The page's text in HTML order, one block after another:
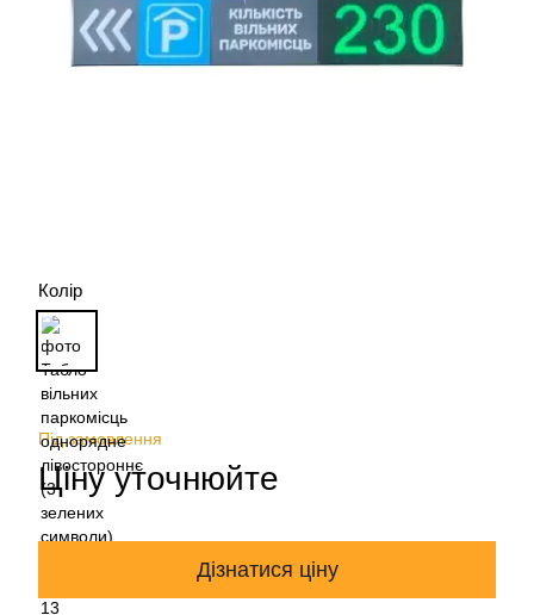
Колір
Під замовлення
Ціну уточнюйте
Дізнатися ціну